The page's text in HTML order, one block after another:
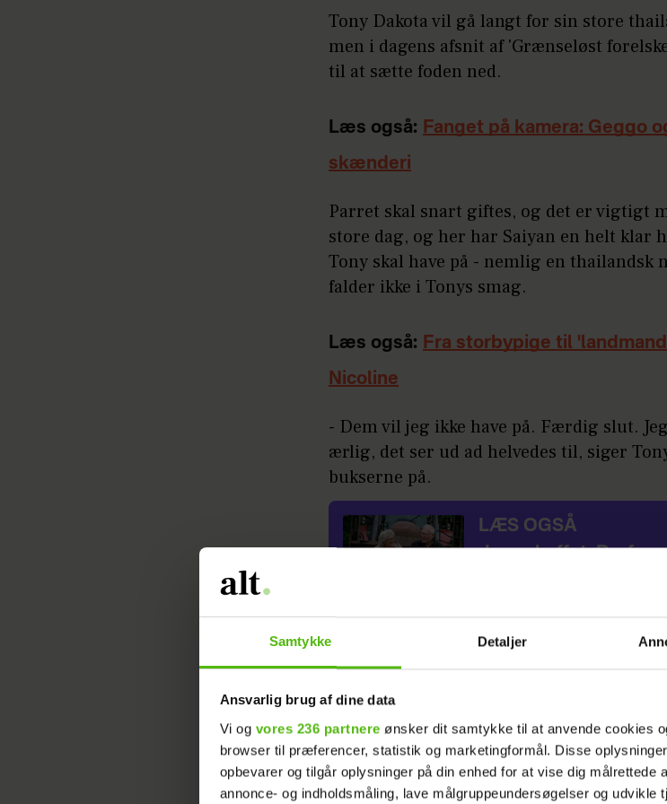
Samtykke Detaljer
Ansvarlig brug af dine data
Vi og vores 236 partnere ønsker dit samtykke til at anvende cookies
browser til præferencer, statistik og marketingformål. Disse
opbevarer og tilgår oplysninger på din enhed for at vise dig målrettede
annonce- og indholdsmåling, lave målgruppeundersøgelser og udvikle
Tony Dakota vil gå langt for sin store
men i dagens afsnit af 'Grænseløst
til at sætte foden ned.
Læs også: Fanget på kamera: Geggo
skænderi
Parret skal snart giftes, og det er vigtigt
store dag, og her har Saiyan en helt klar
Tony skal have på - nemlig en thailandsk
falder ikke i Tonys smag.
Læs også: Fra storbypige til
Nicoline
- Dem vil jeg ikke have på. Færdig slut.
ærlig, det ser ud ad helvedes til, siger
bukserne på.
LÆS OGSÅ
Jens skuffet: Derfor
Selvom Saiyan er meget begejstret for
cowboybukser til den store dag.
Se Saiyans reaktion på den beslutning,
thailandske dragt i klippet øverst i